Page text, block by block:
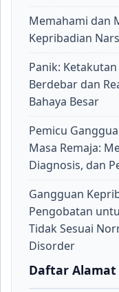
Memahami dan
Kepribadian
Panik:
Berdebar dan
Bahaya Besar
Pemicu
Masa Remaja:
Diagnosis, dan
Gangguan
Pengobatan
Tidak Sesuai
Disorder
Daftar Alamat